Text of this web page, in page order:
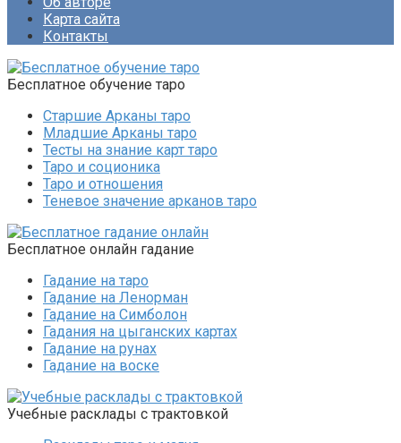
Карта сайта
Контакты
Бесплатное обучение таро
Старшие Арканы таро
Младшие Арканы таро
Тесты на знание карт таро
Таро и соционика
Таро и отношения
Теневое значение арканов таро
Бесплатное онлайн гадание
Гадание на таро
Гадание на Ленорман
Гадание на Симболон
Гадания на цыганских картах
Гадание на рунах
Гадание на воске
Учебные расклады с трактовкой